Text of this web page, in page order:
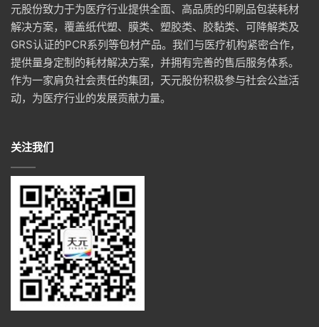
元股份致力于为医疗行业提供全面、高品质的印刷品包装耗材
解决方案，覆盖纸代塑、膜类、塑胶类、胶黏类、可降解类及
GRS认证的PCR系列等包材产品。我们与医疗机构紧密合作，
提供量身定制的耗材解决方案，并拥有完善的售后服务体系。
作为一家肩负社会责任的集团，天元股份积极参与社会公益活
动，为医疗行业的发展贡献力量。
关注我们